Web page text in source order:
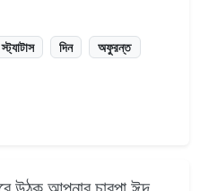
দিন
অফুরন্ত